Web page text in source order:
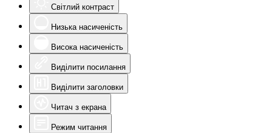
Світлий контраст
Низька насиченість
Висока насиченість
Виділити посилання
Виділити заголовки
Читач з екрана
Режим читання